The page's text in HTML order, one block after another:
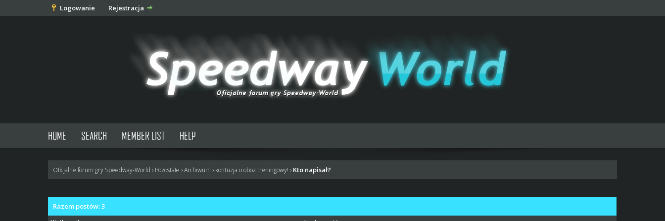
Logowanie Rejestracja
HOME SEARCH MEMBER LIST HELP
Oficjalne forum gry Speedway-World › Pozostałe ›Archiwum › kontuzja o oboz treningowy! › Kto napisał?
Razem postów: 3